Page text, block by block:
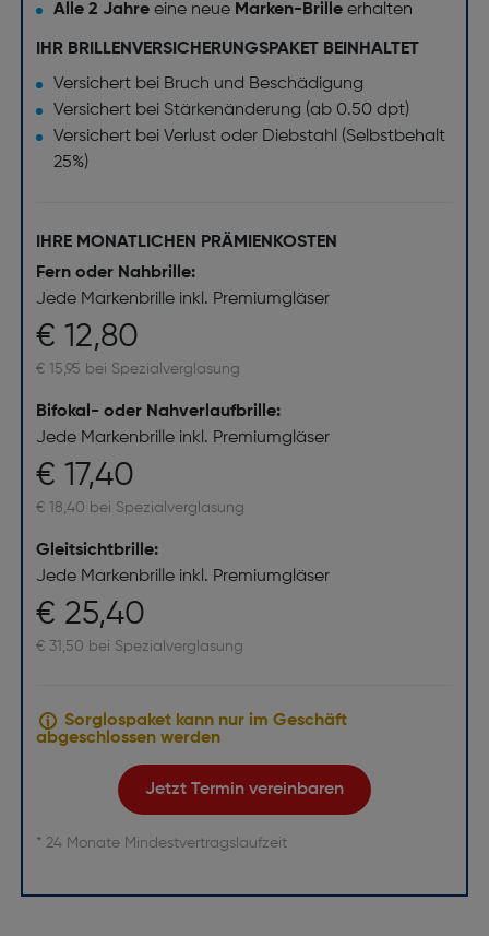
Alle 2 Jahreeine neue Marken-Brille erhalten
IHR BRILLENVERSICHERUNGSPAKET BEINHALTET
Versichert bei Bruch und Beschädigung
Versichert bei Stärkenänderung (ab 0.50 dpt)
Versichert bei Verlust oder Diebstahl (Selbstbehalt
25%)
IHRE MONATLICHEN PRÄMIENKOSTEN
Fern oder Nahbrille:
Jede Markenbrille inkl. Premiumgläser
€ 12,80
€ 15,95 bei Spezialverglasung
Bifokal- oder Nahverlaufbrille:
Jede Markenbrille inkl. Premiumgläser
€ 17,40
€ 18,40 bei Spezialverglasung
Gleitsichtbrille:
Jede Markenbrille inkl. Premiumgläser
€ 25,40
€ 31,50 bei Spezialverglasung
Sorglospaket kann nur im Geschäft
abgeschlossen werden
Jetzt Termin vereinbaren
* 24 Monate Mindestvertragslaufzeit